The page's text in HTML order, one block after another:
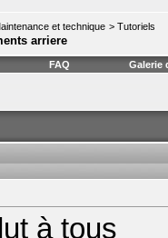
et technique > Tutoriels
arriere
FAQ Galerie
à tous